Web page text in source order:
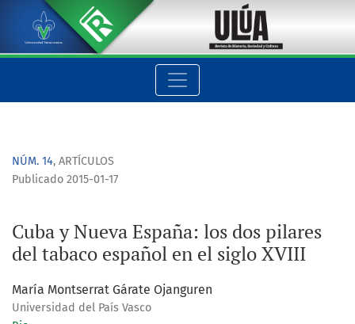
Cuba y Nueva España: los dos pilares del tabaco español en
NÚM. 14, ARTÍCULOS
Cuba y Nueva España: los dos pilares
del tabaco español en el siglo XVIII
Publicado 2015-01-17
María Montserrat Gárate Ojanguren
Universidad del País Vasco